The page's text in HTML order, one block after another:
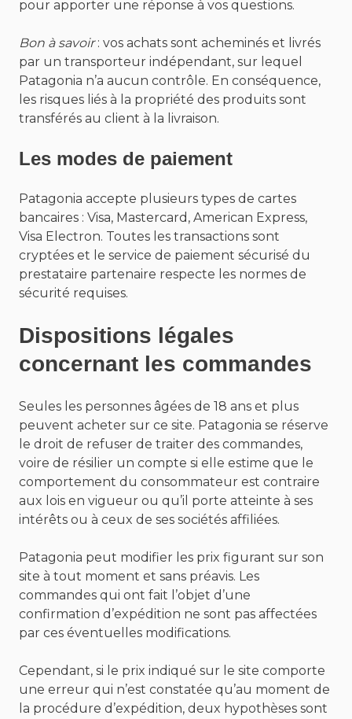
pour apporter une réponse à vos questions.
Bon à savoir: vos achats sont acheminés et livrés
par un transporteur indépendant, sur lequel
Patagonia n’a aucun contrôle. En conséquence,
les risques liés à la propriété des produits sont
transférés au client à la livraison.
Les modes de paiement
Patagonia accepte plusieurs types de cartes
bancaires : Visa, Mastercard, American Express,
Visa Electron. Toutes les transactions sont
cryptées et le service de paiement sécurisé du
prestataire partenaire respecte les normes de
sécurité requises.
Dispositions légales
concernant les commandes
Seules les personnes âgées de 18 ans et plus
peuvent acheter sur ce site. Patagonia se réserve
le droit de refuser de traiter des commandes,
voire de résilier un compte si elle estime que le
comportement du consommateur est contraire
aux lois en vigueur ou qu’il porte atteinte à ses
intérêts ou à ceux de ses sociétés affiliées.
Patagonia peut modifier les prix figurant sur son
site à tout moment et sans préavis. Les
commandes qui ont fait l’objet d’une
confirmation d’expédition ne sont pas affectées
par ces éventuelles modifications.
Cependant, si le prix indiqué sur le site comporte
une erreur qui n’est constatée qu’au moment de
la procédure d’expédition, deux hypothèses sont